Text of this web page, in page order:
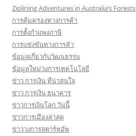
Ziplining Adventures in Australia’s Forests
การคุ้มครองทางการค้า
การตั้งกำแพงภาษี
การแข่งขันทางการค้า
ข้อมูลเกี่ยวกับวัฒนธรรม
ข้อมูลใหม่วงการเทคโนโลยี
ข่าว การเงิน ที่น่าสนใจ
ข่าว การเงิน ธนาคาร
ข่าวการเงินโลก วันนี้
ข่าวการเมืองล่าสุด
ข่าววงการสตาร์ทอัพ